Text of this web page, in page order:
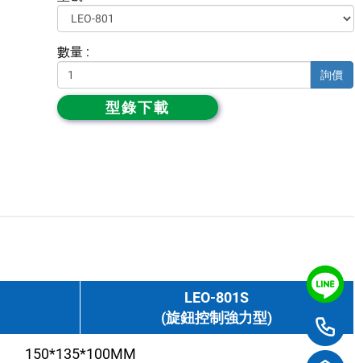
數量 :
詢價
型錄下載
LEO-801S
(旋鈕控制強力型)
150*135*100MM